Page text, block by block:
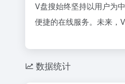
V盘搜始终坚持以用户为
便捷的在线服务。未来，
数据统计